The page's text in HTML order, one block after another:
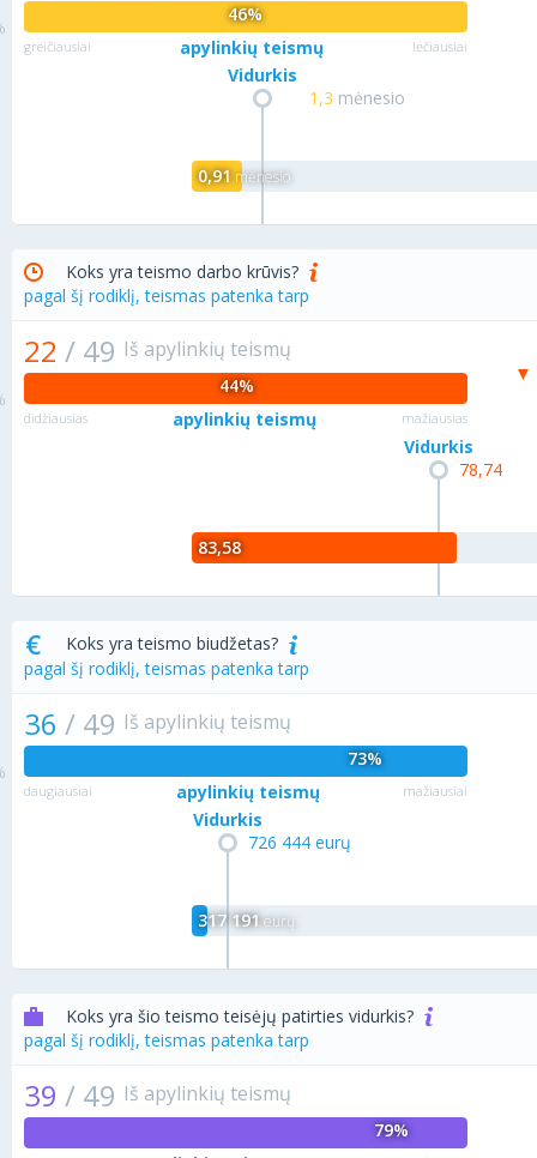
46%
greičiausiai apylinkių teismų lėčiausiai
1,3 mėnesio
Vidurkis
0,91 mėnesio
Koks yra teismo darbo krūvis?
pagal šį rodiklį, teismas patenka tarp
22 / 49 Iš apylinkių teismų
44%
didžiausias apylinkių teismų mažiausias
78,74
Vidurkis
83,58
Koks yra teismo biudžetas?
pagal šį rodiklį, teismas patenka tarp
36 / 49 Iš apylinkių teismų
73%
daugiausiai apylinkių teismų mažiausiai
726 444 eurų
Vidurkis
317 191eurų
Koks yra šio teismo teisėjų patirties vidurkis?
pagal šį rodiklį, teismas patenka tarp
39 / 49 Iš apylinkių teismų
79%